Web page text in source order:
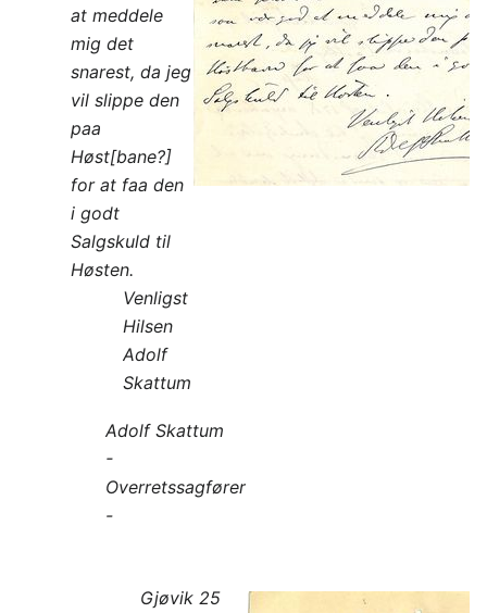
at meddele
mig det
snarest, da jeg
vil slippe den
paa
Høst[bane?]
for at faa den
i godt
Salgskuld til
Høsten.
Venligst
Hilsen
Adolf
Skattum
Adolf Skattum
-
Overretssagfører
-
Gjøvik 25